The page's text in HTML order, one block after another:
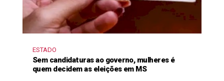
ESTADO
Sem candidaturas ao governo, mulheres é
quem decidem as eleições em MS